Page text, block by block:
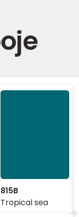
815B
Tropical sea